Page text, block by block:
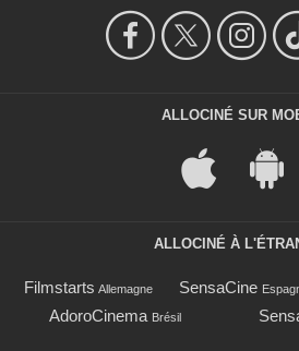
ALLOCINÉ SUR
ALLOCINÉ À
Filmstarts Allemagne SensaCine
AdoroCinema Brésil